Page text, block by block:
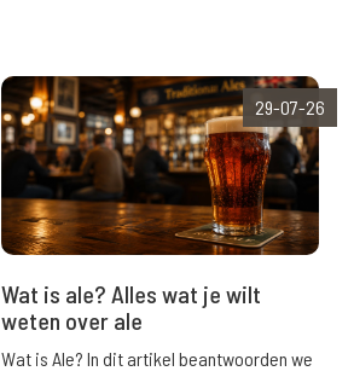
29-07-26
Wat is ale? Alles wat je wilt
weten over ale
Wat is Ale? In dit artikel beantwoorden we